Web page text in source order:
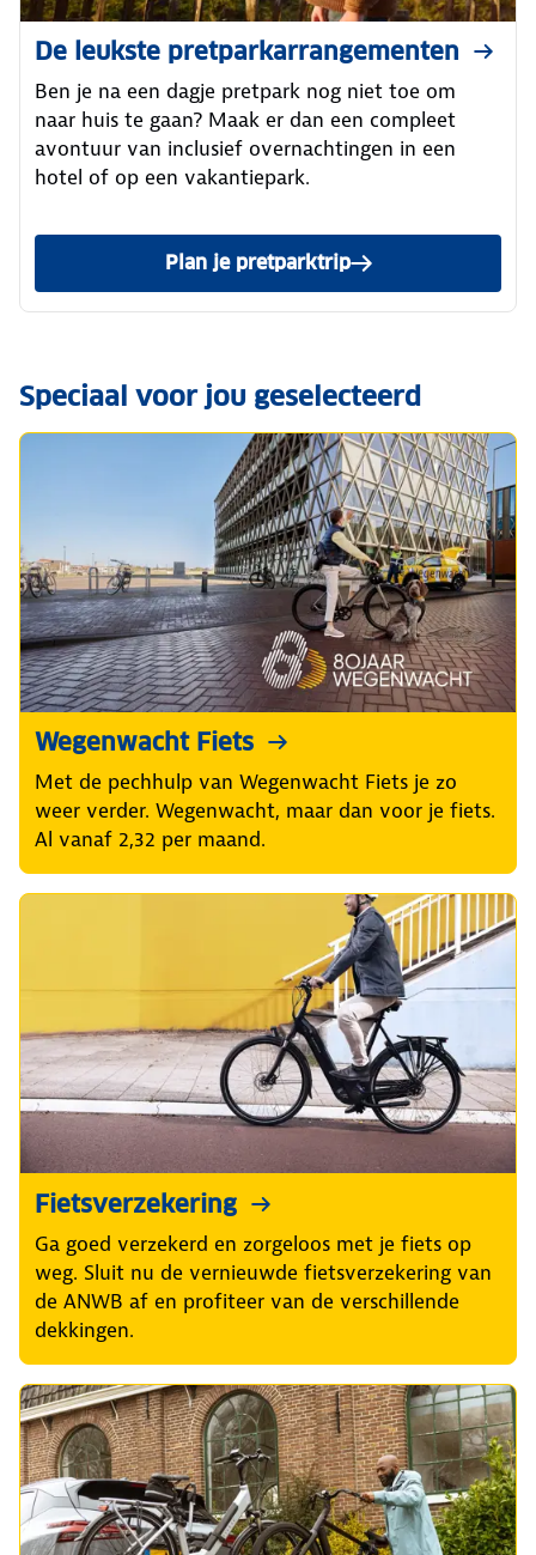
De leukste pretparkarrangementen
Ben je na een dagje pretpark nog niet toe om
naar huis te gaan? Maak er dan een compleet
avontuur van inclusief overnachtingen in een
hotel of op een vakantiepark.
Plan je pretparktrip
van de ANWB
Speciaal voor jou geselecteerd
Wegenwacht Fiets
Met de pechhulp van Wegenwacht Fiets je zo
weer verder. Wegenwacht, maar dan voor je fiets.
Al vanaf 2,32 per maand.
Fietsverzekering
Ga goed verzekerd en zorgeloos met je fiets op
weg. Sluit nu de vernieuwde fietsverzekering van
de ANWB af en profiteer van de verschillende
dekkingen.